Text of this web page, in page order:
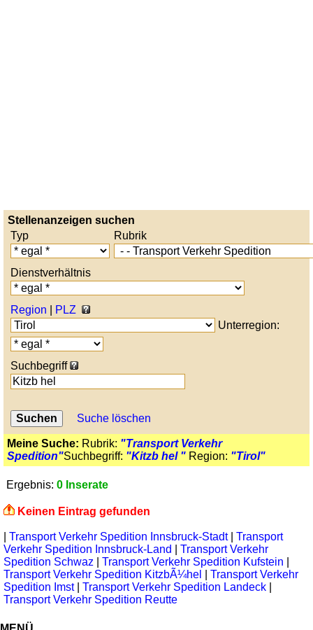
Stellenanzeigen suchen
Typ
Rubrik
Dienstverhältnis
Region
PLZ
Unterregion:
Suchbegriff
Suche löschen
Meine Suche: Rubrik: "Transport Verkehr
Spedition"Suchbegriff: "Kitzb hel " Region: "Tirol"
Ergebnis: 0 Inserate
Keinen Eintrag gefunden
Transport Verkehr Spedition Innsbruck-Stadt| Transport
Verkehr Spedition Innsbruck-Land
Transport Verkehr
Spedition Schwaz
Transport Verkehr Spedition Kufstein
Transport Verkehr Spedition KitzbÃ¼hel
Transport Verkehr
Spedition Imst| Transport Verkehr Spedition Landeck
Transport Verkehr Spedition Reutte